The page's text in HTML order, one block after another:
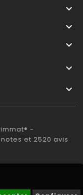





-
notes et 2520 avis